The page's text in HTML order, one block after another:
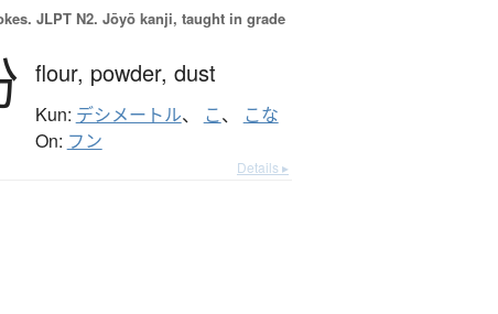
JLPT N2. Jōyō kanji, taught in grade
flour, powder, dust
Kun: デシメートル、 こ、 こな
On: フン
Details ▸